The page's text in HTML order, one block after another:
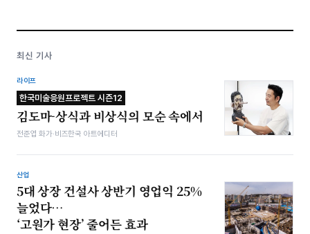
최신 기사
라이프
한국미술응원프로젝트 시즌12
김도마-상식과 비상식의 모순 속에서
전준엽 화가·비즈한국 아트에디터
산업
5대 상장 건설사 상반기 영업익 25%
늘었다…
‘고원가 현장’ 줄어든 효과